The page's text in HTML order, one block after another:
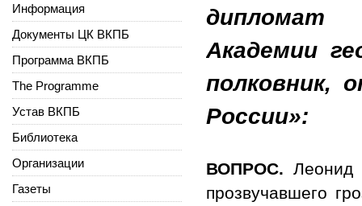
дипломат
Академии
полковник,
России»:
ВОПРОС. Леонид
прозвучавшего
Информация
Документы ЦК ВКПБ
Программа ВКПБ
The Programme
Устав ВКПБ
Библиотека
Организации
Газеты